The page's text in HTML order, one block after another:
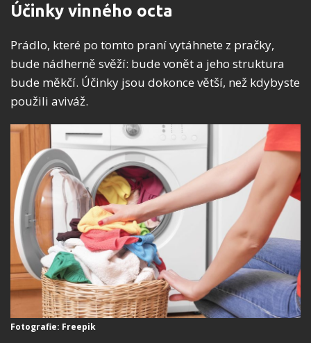
Účinky vinného octa
Prádlo, které po tomto praní vytáhnete z pračky,
bude nádherně svěží: bude vonět a jeho struktura
bude měkčí. Účinky jsou dokonce větší, než kdybyste
použili aviváž.
Fotografie: Freepik